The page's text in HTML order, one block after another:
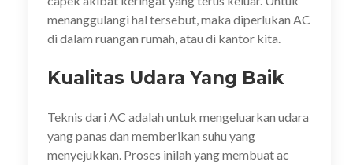
menanggulangi hal tersebut, maka diperlukan AC
di dalam ruangan rumah, atau di kantor kita.
Kualitas Udara Yang Baik
Teknis dari AC adalah untuk mengeluarkan udara
yang panas dan memberikan suhu yang
menyejukkan. Proses inilah yang membuat ac